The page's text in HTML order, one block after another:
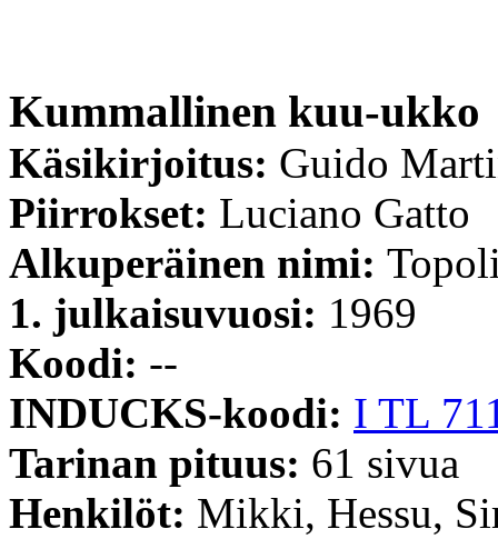
Kummallinen kuu-ukko
Käsikirjoitus: Guido
Piirrokset: Luciano Gatto
Alkuperäinen nimi:
1. julkaisuvuosi: 1969
Koodi: --
INDUCKS-koodi: I TL
Tarinan pituus: 61 sivua
Henkilöt: Mikki, Hessu,